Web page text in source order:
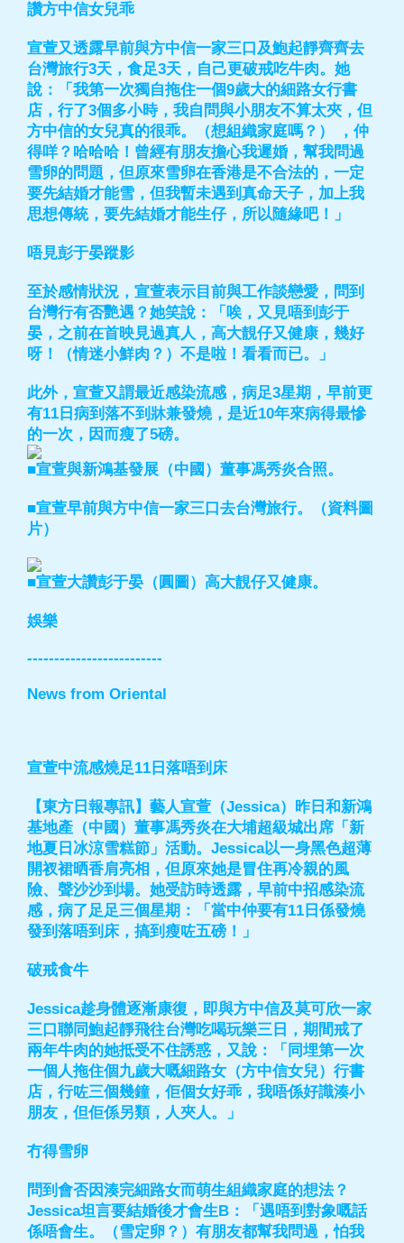
讚方中信女兒乖
宣萱又透露早前與方中信一家三口及鮑起靜齊齊去
台灣旅行3天，食足3天，自己更破戒吃牛肉。她
說：「我第一次獨自拖住一個9歲大的細路女行書
店，行了3個多小時，我自問與小朋友不算太夾，但
方中信的女兒真的很乖。（想組織家庭嗎？） ，仲
得咩？哈哈哈！曾經有朋友擔心我遲婚，幫我問過
雪卵的問題，但原來雪卵在香港是不合法的，一定
要先結婚才能雪，但我暫未遇到真命天子，加上我
思想傳統，要先結婚才能生仔，所以隨緣吧！」
唔見彭于晏蹤影
至於感情狀況，宣萱表示目前與工作談戀愛，問到
台灣行有否艷遇？她笑說：「唉，又見唔到彭于
晏，之前在首映見過真人，高大靚仔又健康，幾好
呀！（情迷小鮮肉？）不是啦！看看而已。」
此外，宣萱又謂最近感染流感，病足3星期，早前更
有11日病到落不到牀兼發燒，是近10年來病得最慘
的一次，因而瘦了5磅。
■宣萱與新鴻基發展（中國）董事馮秀炎合照。
■宣萱早前與方中信一家三口去台灣旅行。（資料圖
片）
■宣萱大讚彭于晏（圓圖）高大靚仔又健康。
娛樂
-------------------------
News from Oriental
宣萱中流感燒足11日落唔到床
【東方日報專訊】藝人宣萱（Jessica）昨日和新鴻
基地產（中國）董事馮秀炎在大埔超級城出席「新
地夏日冰涼雪糕節」活動。Jessica以一身黑色超薄
開衩裙晒香肩亮相，但原來她是冒住再冷親的風
險、聲沙沙到場。她受訪時透露，早前中招感染流
感，病了足足三個星期：「當中仲要有11日係發燒
發到落唔到床，搞到瘦咗五磅！」
破戒食牛
Jessica趁身體逐漸康復，即與方中信及莫可欣一家
三口聯同鮑起靜飛往台灣吃喝玩樂三日，期間戒了
兩年牛肉的她抵受不住誘惑，又說：「同埋第一次
一個人拖住個九歲大嘅細路女（方中信女兒）行書
店，行咗三個幾鐘，佢個女好乖，我唔係好識湊小
朋友，但佢係另類，人夾人。」
冇得雪卵
問到會否因湊完細路女而萌生組織家庭的想法？
Jessica坦言要結婚後才會生B：「遇唔到對象嘅話
係唔會生。（雪定卵？）有朋友都幫我問過，怕我